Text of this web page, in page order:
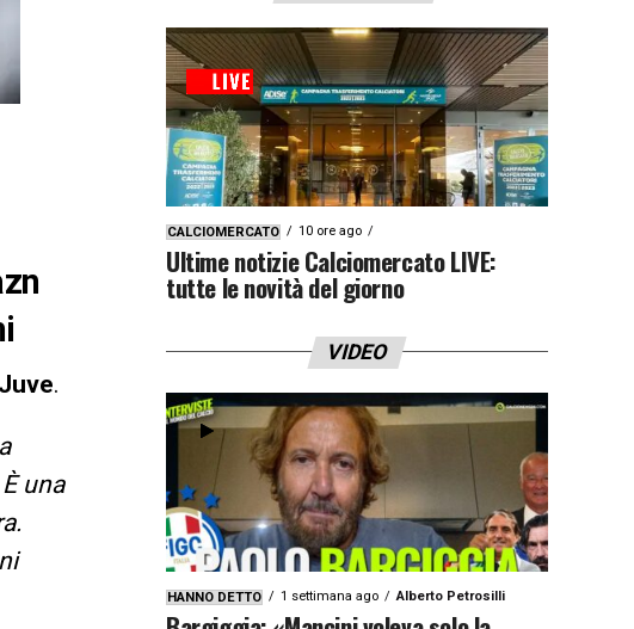
.
una
CALCIOMERCATO 10 ore ago
Ultime notizie Calciomercato LIVE:
tutte le novità del giorno
VIDEO
HANNO DETTO 1 settimana ago Alberto Petrosilli